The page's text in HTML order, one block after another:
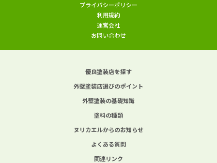
プライバシーポリシー
利用規約
運営会社
お問い合わせ
優良塗装店を探す
外壁塗装店選びのポイント
外壁塗装の基礎知識
塗料の種類
ヌリカエルからのお知らせ
よくある質問
関連リンク